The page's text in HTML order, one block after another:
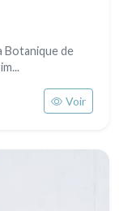
Botanique de
Voir